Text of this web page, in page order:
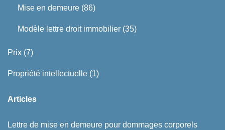
Mise en demeure (86)
Modèle lettre droit immobilier (35)
Prix (7)
Propriété intellectuelle (1)
Articles
Lettre de mise en demeure pour dommages corporels